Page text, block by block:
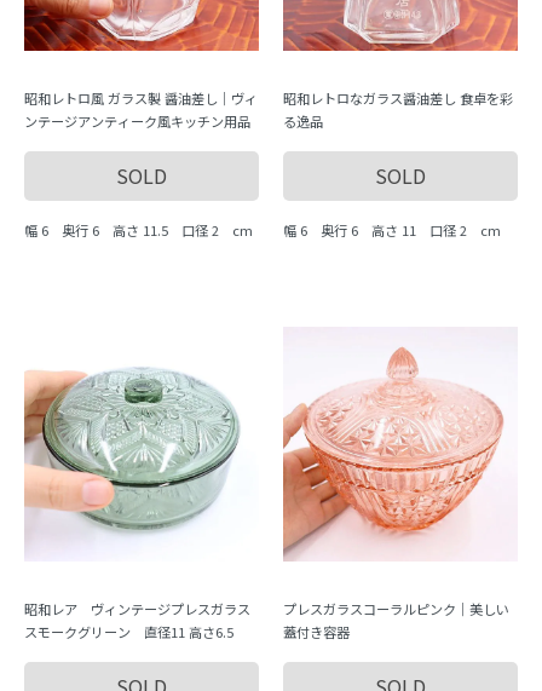
昭和レトロ風 ガラス製 醤油差し｜ヴィ
ンテージアンティーク風キッチン用品
SOLD
幅 6 奥行 6 高さ 11.5 口径 2 cm
昭和レトロなガラス醤油差し 食卓を彩
る逸品
SOLD
幅 6 奥行 6 高さ 11 口径 2 cm
昭和レア ヴィンテージプレスガラス
スモークグリーン 直径11 高さ6.5
プレスガラスコーラルピンク｜美しい
蓋付き容器